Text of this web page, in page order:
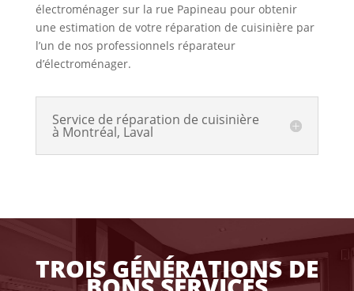
électroménager sur la rue Papineau pour obtenir
une estimation de votre réparation de cuisinière par
l’un de nos professionnels réparateur
d’électroménager.
Service de réparation de cuisinière
à Montréal, Laval
TROIS GÉNÉRATIONS DE